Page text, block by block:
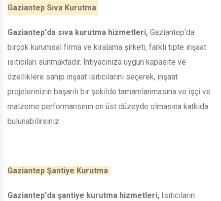
Gaziantep Sıva Kurutma
Gaziantep'da sıva kurutma hizmetleri, Gaziantep'da
birçok kurumsal firma ve kiralama şirketi, farklı tipte inşaat
ısıtıcıları sunmaktadır. İhtiyacınıza uygun kapasite ve
özelliklere sahip inşaat ısıtıcılarını seçerek, inşaat
projelerinizin başarılı bir şekilde tamamlanmasına ve işçi ve
malzeme performansının en üst düzeyde olmasına katkıda
bulunabilirsiniz.
Gaziantep Şantiye Kurutma
Gaziantep'da şantiye kurutma hizmetleri, Isıtıcıların